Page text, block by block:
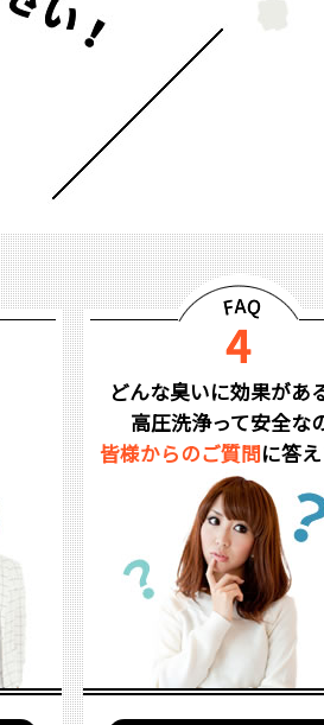
どんな臭いに効果があ
高圧洗浄って安全な
皆様からのご質問に答